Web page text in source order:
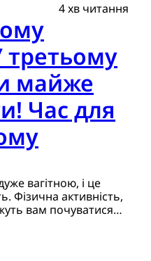
4 хв читання
третьому
майже
Час для
вагітною, і це
Фізична активність,
вам почуватися
комфорту